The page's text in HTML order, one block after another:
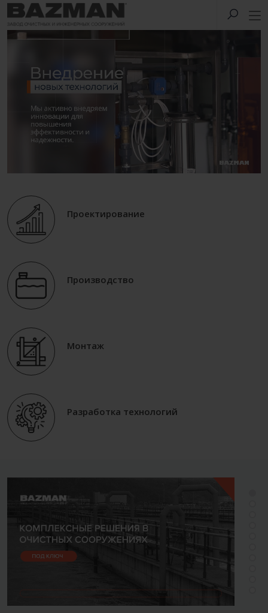
Проектирование
Производство
Монтаж
Разработка технологий